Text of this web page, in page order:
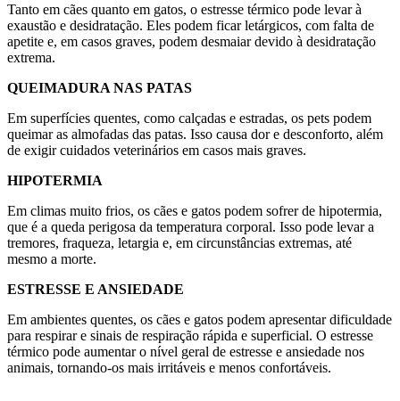
Tanto em cães quanto em gatos, o estresse térmico pode levar à
exaustão e desidratação. Eles podem ficar letárgicos, com falta de
apetite e, em casos graves, podem desmaiar devido à desidratação
extrema.
QUEIMADURA NAS PATAS
Em superfícies quentes, como calçadas e estradas, os pets podem
queimar as almofadas das patas. Isso causa dor e desconforto, além
de exigir cuidados veterinários em casos mais graves.
HIPOTERMIA
Em climas muito frios, os cães e gatos podem sofrer de hipotermia,
que é a queda perigosa da temperatura corporal. Isso pode levar a
tremores, fraqueza, letargia e, em circunstâncias extremas, até
mesmo a morte.
ESTRESSE E ANSIEDADE
Em ambientes quentes, os cães e gatos podem apresentar dificuldade
para respirar e sinais de respiração rápida e superficial. O estresse
térmico pode aumentar o nível geral de estresse e ansiedade nos
animais, tornando-os mais irritáveis e menos confortáveis.